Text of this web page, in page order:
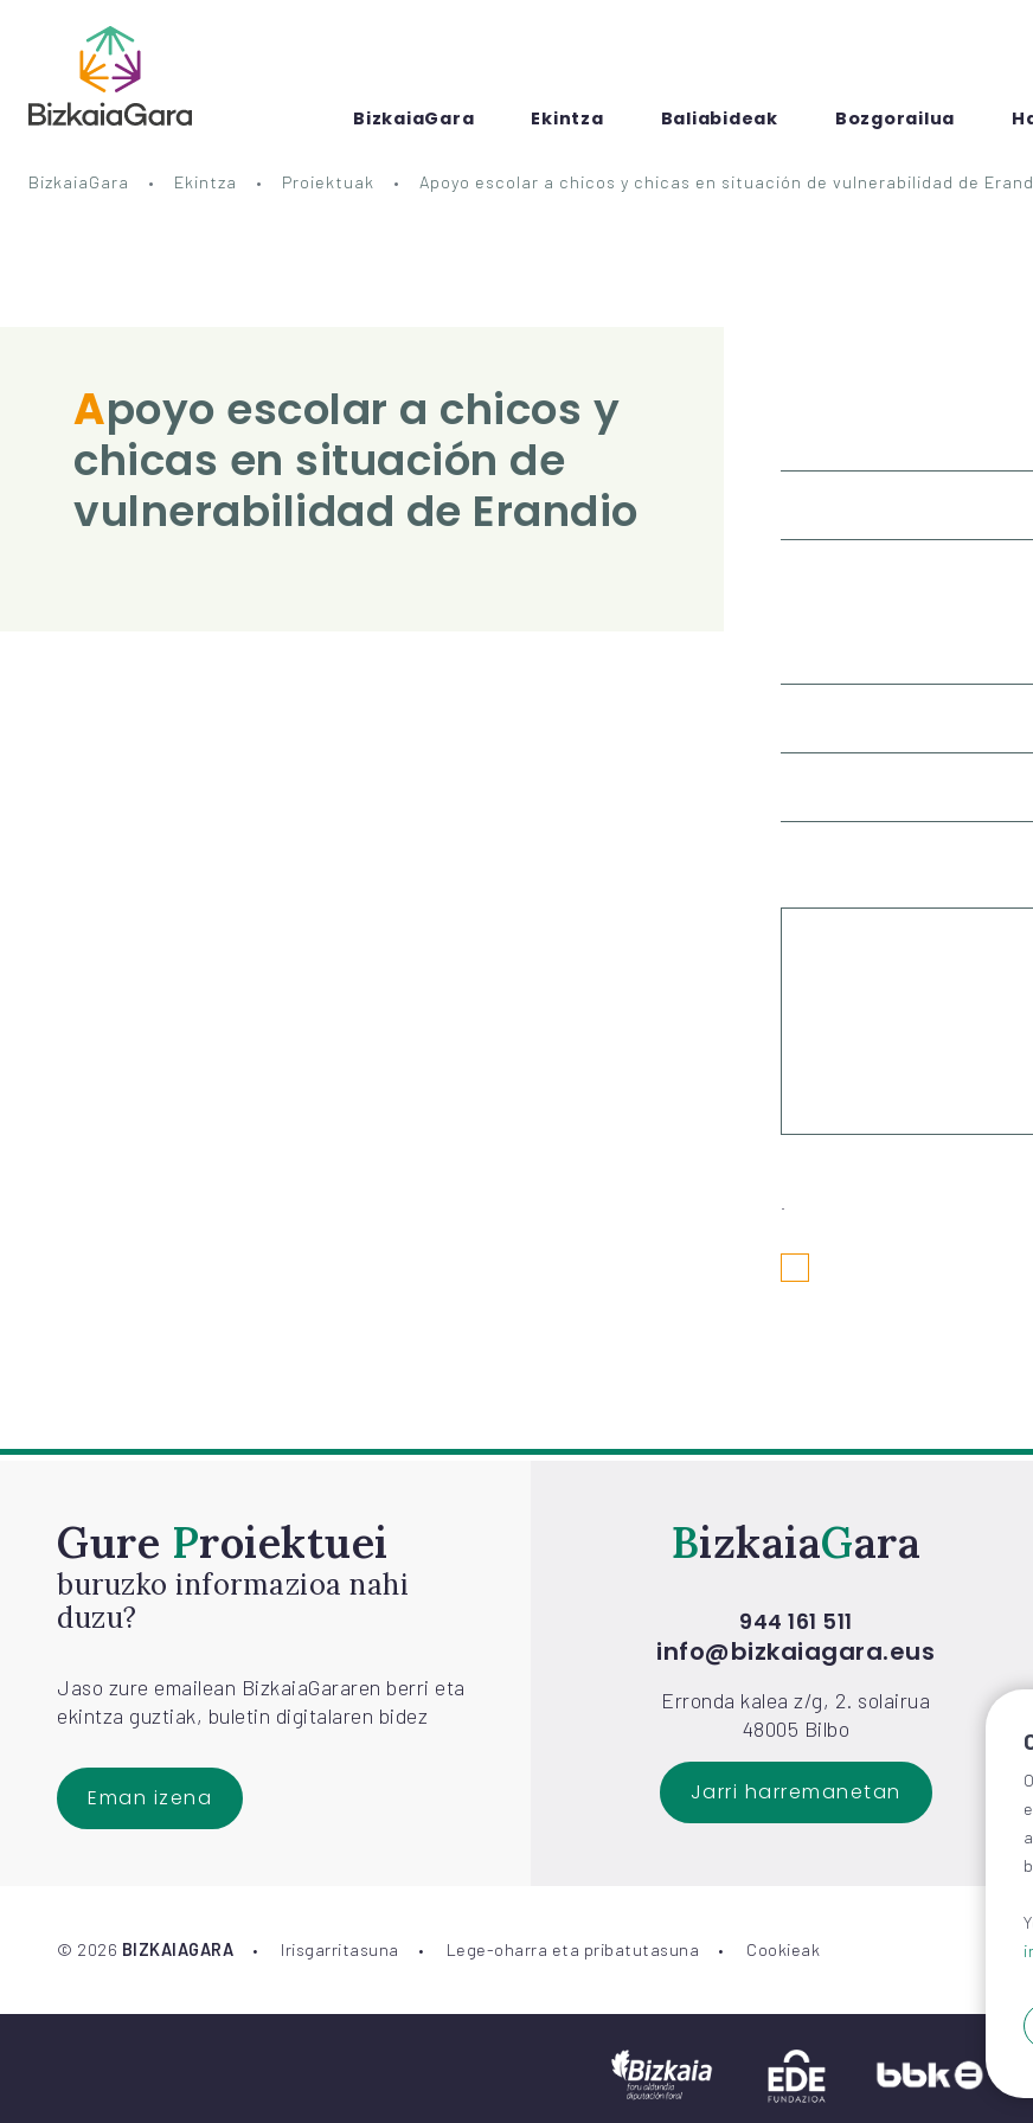
BizkaiaGara Ekintza Baliabideak Bozgorailua
BizkaiaGara Ekintza Proiektuak Apoyo escolar a chicos y chicas en situación de vulnerabilidad de
Apoyo escolar a chicos y
chicas en situación de
vulnerabilidad de Erandio
Gure Proiektuei
buruzko informazioa nahi
duzu?
Jaso zure emailean BizkaiaGararen berri eta
ekintza guztiak, buletin digitalaren bidez
Eman izena
Bizkaia Gara
944 161 511
info@bizkaiagara.eus
Erronda kalea z/g, 2. solairua
48005 Bilbo
Jarri harremanetan
© 2026 BIZKAIAGARA Irisgarritasuna Lege-oharra eta pribatutasuna Cookieak